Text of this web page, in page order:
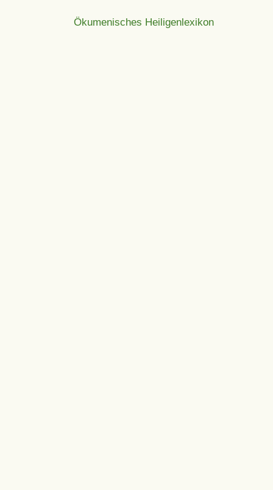
Ökumenisches Heiligenlexikon